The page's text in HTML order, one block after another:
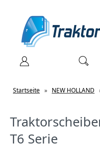
Startseite » NEW HOLLAND
T6 Serie